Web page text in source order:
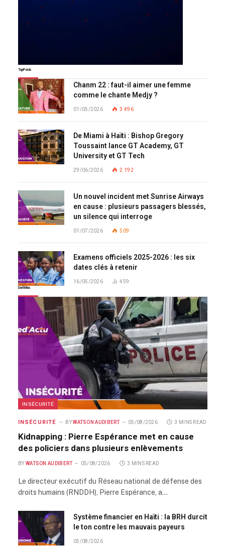
Top Posts
Chanm 22 : faut-il aimer une femme
comme le chante Medjy ?
01/05/2026 3 496
De Miami à Haïti : Bishop Gregory
Toussaint lance GT Academy, GT
University et GT Tech
29/06/2026 2 192
Un nouvel incident met Sunrise Airways
en cause : plusieurs passagers blessés,
un silence qui interroge
01/07/2026 509
Examens officiels 2025-2026 : les six
dates clés à retenir
16/05/2026 459
Don't Miss
INSÉCURITÉ
INSÉCURITÉ BY WATSON AUDIBERT 05/08/2026 3 MINS READ
Kidnapping : Pierre Espérance met en cause
des policiers dans plusieurs enlèvements
BY WATSON AUDIBERT 05/08/2026 3 MINS READ
Le directeur exécutif du Réseau national de défense des
droits humains (RNDDH), Pierre Espérance, a…
Système financier en Haïti : la BRH durcit
le ton contre les mauvais payeurs
05/08/2026